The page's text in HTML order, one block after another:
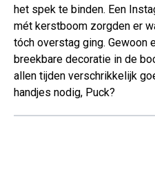
het spek te binden. Een
mét kerstboom zorgden er
tóch overstag ging. Gewoon
breekbare decoratie in de
allen tijden verschrikkelijk
handjes nodig, Puck?